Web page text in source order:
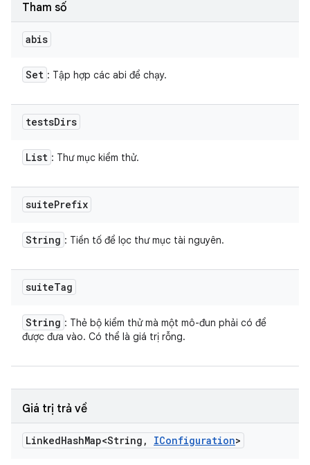
Tham số
abis
Set : Tập hợp các abi để chạy.
testsDirs
List : Thư mục kiểm thử.
suitePrefix
String : Tiền tố để lọc thư mục tài nguyên.
suiteTag
String : Thẻ bộ kiểm thử mà một mô-đun phải có để
được đưa vào. Có thể là giá trị rỗng.
Giá trị trả về
LinkedHashMap<String , IConfiguration>